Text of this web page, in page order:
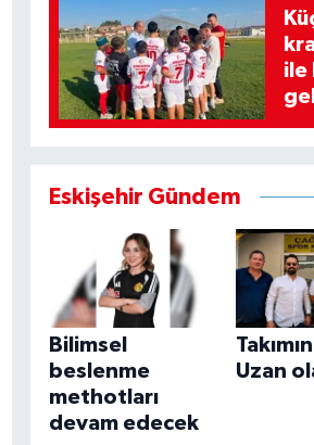
ile
Eskişehir Gündem
Bilimsel
beslenme
methotları
devam edecek
Uzan